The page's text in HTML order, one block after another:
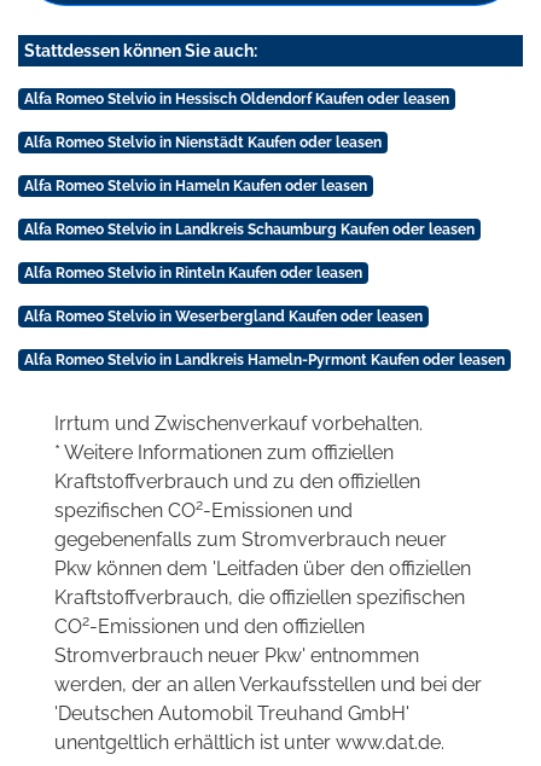
Stattdessen können Sie auch:
Alfa Romeo Stelvio in Hessisch Oldendorf Kaufen oder leasen
Alfa Romeo Stelvio in Nienstädt Kaufen oder leasen
Alfa Romeo Stelvio in Hameln Kaufen oder leasen
Alfa Romeo Stelvio in Landkreis Schaumburg Kaufen oder leasen
Alfa Romeo Stelvio in Rinteln Kaufen oder leasen
Alfa Romeo Stelvio in Weserbergland Kaufen oder leasen
Alfa Romeo Stelvio in Landkreis Hameln-Pyrmont Kaufen oder leasen
Irrtum und Zwischenverkauf vorbehalten.
* Weitere Informationen zum offiziellen
Kraftstoffverbrauch und zu den offiziellen
spezifischen CO2-Emissionen und
gegebenenfalls zum Stromverbrauch neuer
Pkw können dem 'Leitfaden über den offiziellen
Kraftstoffverbrauch, die offiziellen spezifischen
CO2-Emissionen und den offiziellen
Stromverbrauch neuer Pkw' entnommen
werden, der an allen Verkaufsstellen und bei der
'Deutschen Automobil Treuhand GmbH'
unentgeltlich erhältlich ist unter www.dat.de.